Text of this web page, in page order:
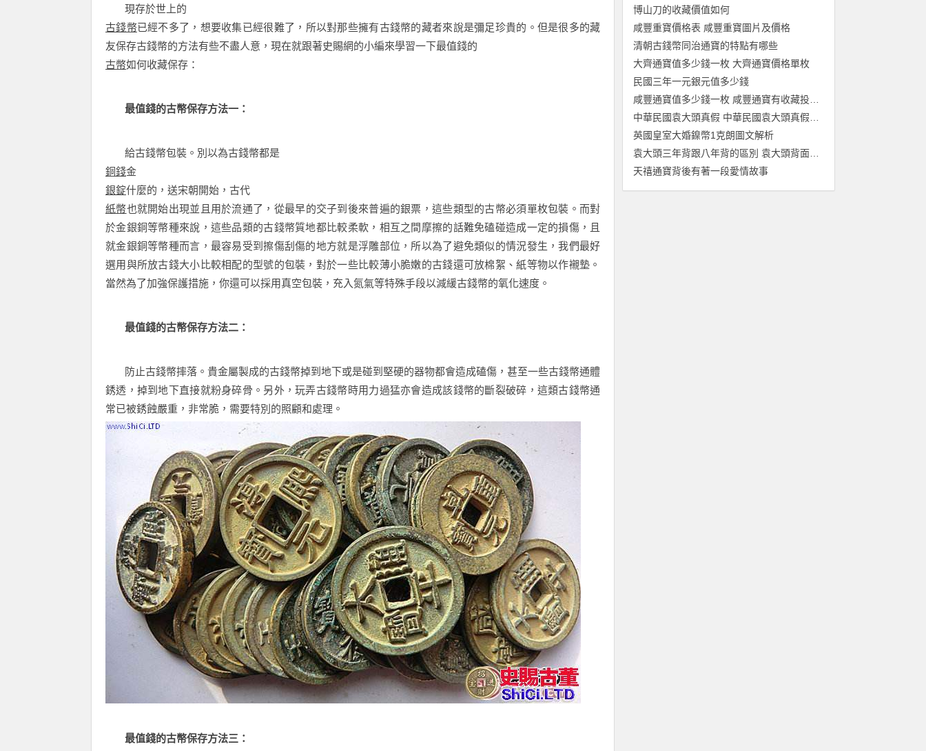
現存於世上的
古錢幣已經不多了，想要收集已經很難了，所以對那些擁有古錢幣的藏者來說是彌足珍貴的。但是很多的藏
友保存古錢幣的方法有些不盡人意，現在就跟著史賜網的小編來學習一下最值錢的
古幣如何收藏保存：
最值錢的古幣保存方法一：
給古錢幣包裝。別以為古錢幣都是
銅錢金
銀錠什麼的，送宋朝開始，古代
紙幣也就開始出現並且用於流通了，從最早的交子到後來普遍的銀票，這些類型的古幣必須單枚包裝。而對
於金銀銅等幣種來說，這些品類的古錢幣質地都比較柔軟，相互之間摩擦的話難免磕碰造成一定的損傷，且
就金銀銅等幣種而言，最容易受到擦傷刮傷的地方就是浮雕部位，所以為了避免類似的情況發生，我們最好
選用與所放古錢大小比較相配的型號的包裝，對於一些比較薄小脆嫩的古錢還可放棉絮、紙等物以作襯墊。
當然為了加強保護措施，你還可以採用真空包裝，充入氮氣等特殊手段以減緩古錢幣的氧化速度。
最值錢的古幣保存方法二：
防止古錢幣摔落。貴金屬製成的古錢幣掉到地下或是碰到堅硬的器物都會造成磕傷，甚至一些古錢幣通體
銹透，掉到地下直接就粉身碎骨。另外，玩弄古錢幣時用力過猛亦會造成該錢幣的斷裂破碎，這類古錢幣通
常已被銹蝕嚴重，非常脆，需要特別的照顧和處理。
最值錢的古幣保存方法三：
博山刀的收藏價值如何
咸豐重寶價格表 咸豐重寶圖片及價格
清朝古錢幣同治通寶的特點有哪些
大齊通寶值多少錢一枚 大齊通寶價格單枚
民國三年一元銀元值多少錢
英國皇室大婚鎳幣1克朗圖文解析
天禧通寶背後有著一段愛情故事